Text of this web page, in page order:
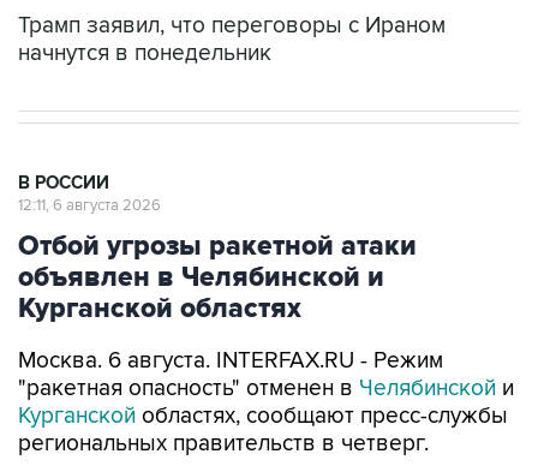
Трамп заявил, что переговоры с Ираном
начнутся в понедельник
В РОССИИ
12:11, 6 августа 2026
Отбой угрозы ракетной атаки
объявлен в Челябинской и
Курганской областях
Москва. 6 августа. INTERFAX.RU - Режим
"ракетная опасность" отменен в Челябинской и
Курганской областях, сообщают пресс-службы
региональных правительств в четверг.